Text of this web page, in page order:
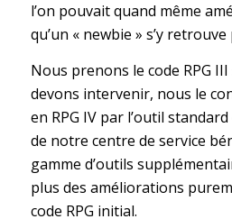
l’on pouvait quand même
qu’un « newbie » s’y
Nous prenons le code RPG
devons intervenir, nous le
en RPG IV par l’outil
de notre centre de service
gamme d’outils
plus des améliorations
code RPG initial.